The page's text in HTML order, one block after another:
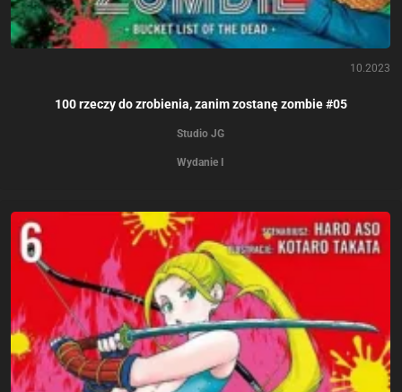
10.2023
100 rzeczy do zrobienia, zanim zostanę zombie #05
Studio JG
Wydanie I